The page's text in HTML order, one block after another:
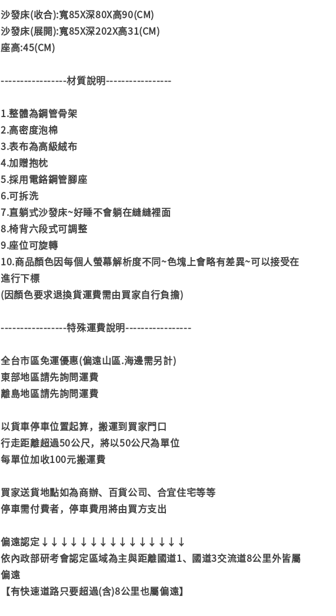
沙發床(收合):寬85X深80X高90(CM)
沙發床(展開):寬85X深202X高31(CM)
座高:45(CM)
-----------------材質說明-----------------
1.整體為鋼管骨架
2.高密度泡棉
3.表布為高級絨布
4.加贈抱枕
5.採用電鉻鋼管腳座
6.可拆洗
7.直躺式沙發床~好睡不會躺在縫縫裡面
8.椅背六段式可調整
9.座位可旋轉
10.商品顏色因每個人螢幕解析度不同~色塊上會略有差異~可以接受在
進行下標
(因顏色要求退換貨運費需由買家自行負擔)
-----------------特殊運費說明-----------------
全台市區免運優惠(偏遠山區.海邊需另計)
東部地區請先詢問運費
離島地區請先詢問運費
以貨車停車位置起算，搬運到買家門口
行走距離超過50公尺，將以50公尺為單位
每單位加收100元搬運費
買家送貨地點如為商辦、百貨公司、合宜住宅等等
停車需付費者，停車費用將由買方支出
偏遠認定↓↓↓↓↓↓↓↓↓↓↓↓↓↓↓
依內政部研考會認定區域為主與距離國道1、國道3交流道8公里外皆屬
偏遠
【有快速道路只要超過(含)8公里也屬偏遠】